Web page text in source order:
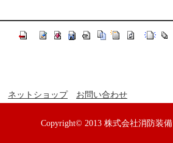
ネットショップ お問い合わせ
Copyright© 2013 株式会社消防装備